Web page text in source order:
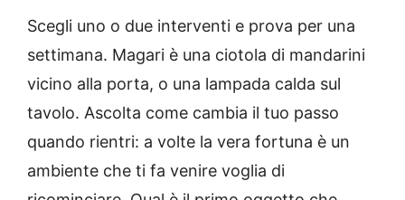
Scegli uno o due interventi e prova per una
settimana. Magari è una ciotola di mandarini
vicino alla porta, o una lampada calda sul
tavolo. Ascolta come cambia il tuo passo
quando rientri: a volte la vera fortuna è un
ambiente che ti fa venire voglia di